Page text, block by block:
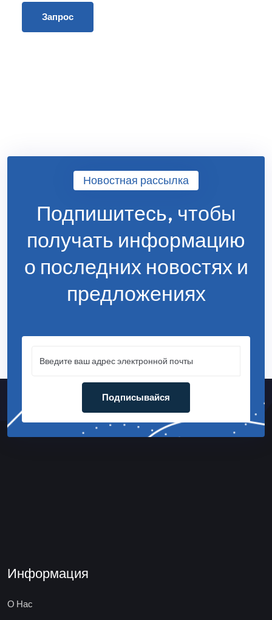
Запрос
Новостная рассылка
Подпишитесь, чтобы
получать информацию
о последних новостях и
предложениях
Подписывайся
Информация
О Нас